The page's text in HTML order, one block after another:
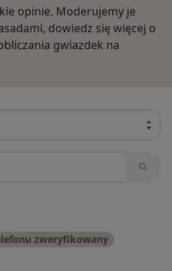
opinie. Moderujemy je
dowiedz się więcej o
gwiazdek na
zweryfikowany